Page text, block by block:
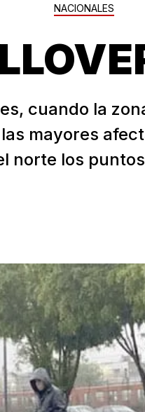
NACIONALES
cuando la
mayores
norte los